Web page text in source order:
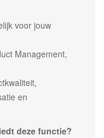
voor jouw
Management,
en
deze functie?